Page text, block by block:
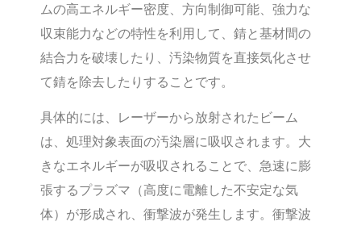
ムの高エネルギー密度、方向制御可能、強力な
収束能力などの特性を利用して、錆と基材間の
結合力を破壊したり、汚染物質を直接気化させ
て錆を除去したりすることです。
具体的には、レーザーから放射されたビーム
は、処理対象表面の汚染層に吸収されます。大
きなエネルギーが吸収されることで、急速に膨
張するプラズマ（高度に電離した不安定な気
体）が形成され、衝撃波が発生します。衝撃波